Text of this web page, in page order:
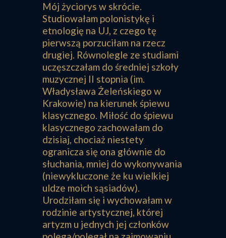
Mój życiorys w skrócie.
Studiowałam polonistykę i
etnologię na UJ, z czego tę
pierwszą porzuciłam na rzecz
drugiej. Równolegle ze studiami
uczęszczałam do średniej szkoły
muzycznej II stopnia (im.
Władysława Żeleńskiego w
Krakowie) na kierunek śpiewu
klasycznego. Miłość do śpiewu
klasycznego zachowałam do
dzisiaj, chociaż niestety
ogranicza się ona głównie do
słuchania, mniej do wykonywania
(niewykluczone że ku wielkiej
uldze moich sąsiadów).
Urodziłam się i wychowałam w
rodzinie artystycznej, której
artyzm u jednych jej członków